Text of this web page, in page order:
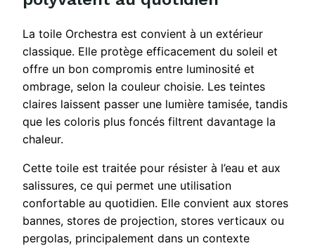
La toile Orchestra est convient à un extérieur
classique. Elle protège efficacement du soleil et
offre un bon compromis entre luminosité et
ombrage, selon la couleur choisie. Les teintes
claires laissent passer une lumière tamisée, tandis
que les coloris plus foncés filtrent davantage la
chaleur.
Cette toile est traitée pour résister à l’eau et aux
salissures, ce qui permet une utilisation
confortable au quotidien. Elle convient aux stores
bannes, stores de projection, stores verticaux ou
pergolas, principalement dans un contexte